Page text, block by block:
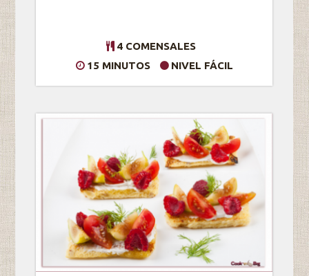
4 COMENSALES
15 MINUTOS
NIVEL FÁCIL